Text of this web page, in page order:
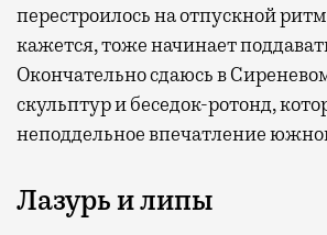
перестроилось на отпускной
кажется, тоже начинает
Окончательно сдаюсь в
скульптур и беседок-ротонд,
неподдельное впечатление
Лазурь и липы